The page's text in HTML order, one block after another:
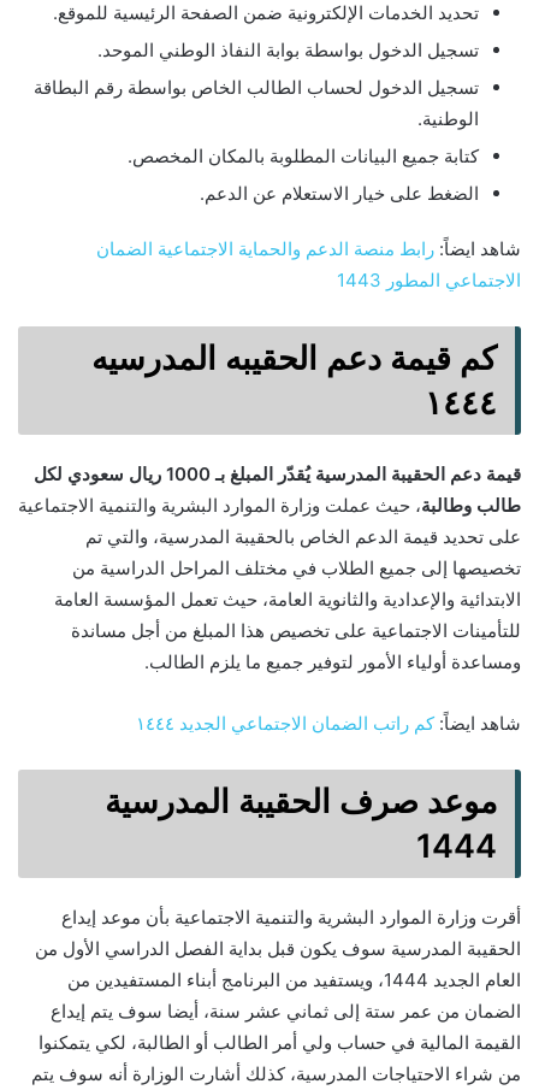
تحديد الخدمات الإلكترونية ضمن الصفحة الرئيسية للموقع.
تسجيل الدخول بواسطة بوابة النفاذ الوطني الموحد.
تسجيل الدخول لحساب الطالب الخاص بواسطة رقم البطاقة
الوطنية.
كتابة جميع البيانات المطلوبة بالمكان المخصص.
الضغط على خيار الاستعلام عن الدعم.
شاهد ايضاً: رابط منصة الدعم والحماية الاجتماعية الضمان
الاجتماعي المطور 1443
كم قيمة دعم الحقيبه المدرسيه
١٤٤٤
قيمة دعم الحقيبة المدرسية يُقدّر المبلغ بـ 1000 ريال سعودي لكل
طالب وطالبة، حيث عملت وزارة الموارد البشرية والتنمية الاجتماعية
على تحديد قيمة الدعم الخاص بالحقيبة المدرسية، والتي تم
تخصيصها إلى جميع الطلاب في مختلف المراحل الدراسية من
الابتدائية والإعدادية والثانوية العامة، حيث تعمل المؤسسة العامة
للتأمينات الاجتماعية على تخصيص هذا المبلغ من أجل مساندة
ومساعدة أولياء الأمور لتوفير جميع ما يلزم الطالب.
شاهد ايضاً:كم راتب الضمان الاجتماعي الجديد ١٤٤٤
موعد صرف الحقيبة المدرسية
1444
أقرت وزارة الموارد البشرية والتنمية الاجتماعية بأن موعد إيداع
الحقيبة المدرسية سوف يكون قبل بداية الفصل الدراسي الأول من
العام الجديد 1444، ويستفيد من البرنامج أبناء المستفيدين من
الضمان من عمر ستة إلى ثماني عشر سنة، أيضا سوف يتم إيداع
القيمة المالية في حساب ولي أمر الطالب أو الطالبة، لكي يتمكنوا
من شراء الاحتياجات المدرسية، كذلك أشارت الوزارة أنه سوف يتم